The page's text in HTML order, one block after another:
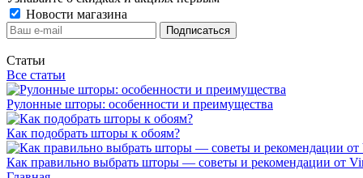
Новости магазина
Статьи
Все статьи
Рулонные шторы: особенности и преимущества
Как подобрать шторы к обоям?
Как правильно выбрать шторы — советы и рекомендации от